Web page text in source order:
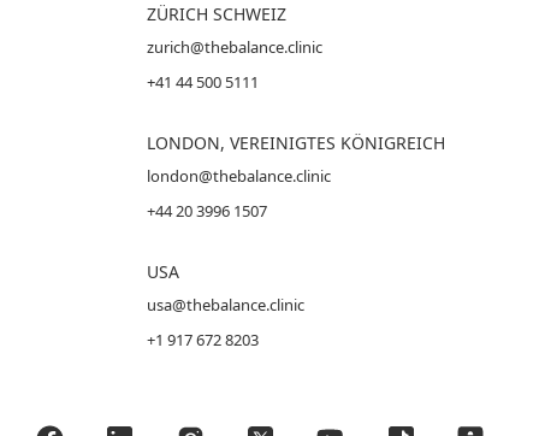
ZÜRICH SCHWEIZ
zurich@thebalance.clinic
+41 44 500 5111
LONDON, VEREINIGTES KÖNIGREICH
london@thebalance.clinic
+44 20 3996 1507
USA
usa@thebalance.clinic
+1 917 672 8203